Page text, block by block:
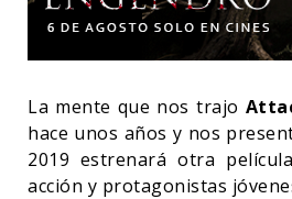
La mente que nos trajo
hace unos años y nos
2019 estrenará otra
acción y protagonistas